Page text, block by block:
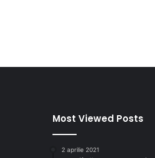
Most Viewed Posts
2 aprilie 2021